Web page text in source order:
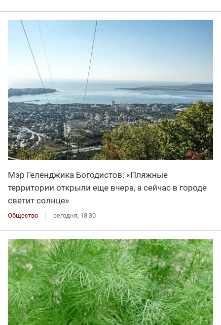
Мэр Геленджика Богодистов: «Пляжные
территории открыли еще вчера, а сейчас в городе
светит солнце»
Общество сегодня, 18:30